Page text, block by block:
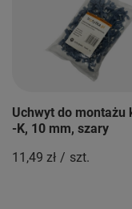
Uchwyt do montażu
-K, 10 mm, szary
11,49 zł / szt.